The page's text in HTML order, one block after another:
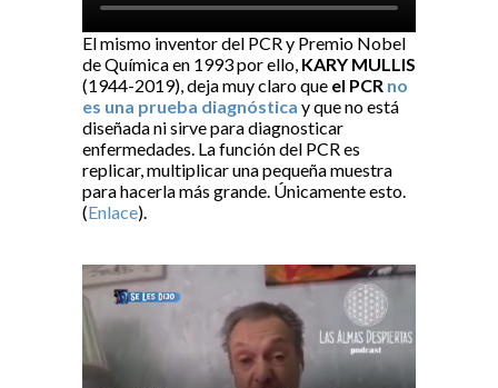
El mismo inventor del PCR y Premio Nobel
de Química en 1993 por ello, KARY MULLIS
(1944-2019), deja muy claro que el PCR no
es una prueba diagnóstica y que no está
diseñada ni sirve para diagnosticar
enfermedades. La función del PCR es
replicar, multiplicar una pequeña muestra
para hacerla más grande. Únicamente esto.
(Enlace).